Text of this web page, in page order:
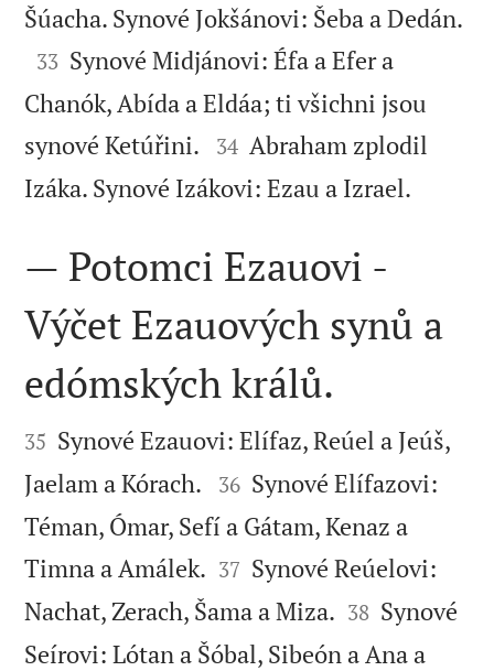
Šúacha. Synové Jokšánovi: Šeba a Dedán.

33 Synové Midjánovi: Éfa a Efer a
Chanók, Abída a Eldáa; ti všichni jsou
synové Ketúřini. 

34 Abraham zplodil
Izáka. Synové Izákovi: Ezau a Izrael.

— Potomci Ezauovi -
Výčet Ezauových synů a
edómských králů.

35 Synové Ezauovi: Elífaz, Reúel a Jeúš,
Jaelam a Kórach. 

36 Synové Elífazovi:
Téman, Ómar, Sefí a Gátam, Kenaz a
Timna a Amálek. 

37 Synové Reúelovi:
Nachat, Zerach, Šama a Miza. 

38 Synové
Seírovi: Lótan a Šóbal, Sibeón a Ana a